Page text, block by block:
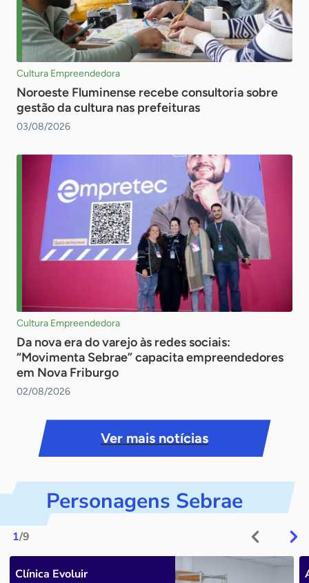
Cultura Empreendedora
Noroeste Fluminense recebe consultoria sobre
gestão da cultura nas prefeituras
03/08/2026
Cultura Empreendedora
Da nova era do varejo às redes sociais:
“Movimenta Sebrae” capacita empreendedores
em Nova Friburgo
02/08/2026
Ver mais notícias
Personagens Sebrae
1/9
Clínica Evoluir